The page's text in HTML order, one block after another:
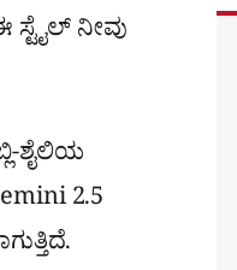
ಸ್ಟೈಲ್ ನೀವು
ಶೈಲಿಯ
2.5